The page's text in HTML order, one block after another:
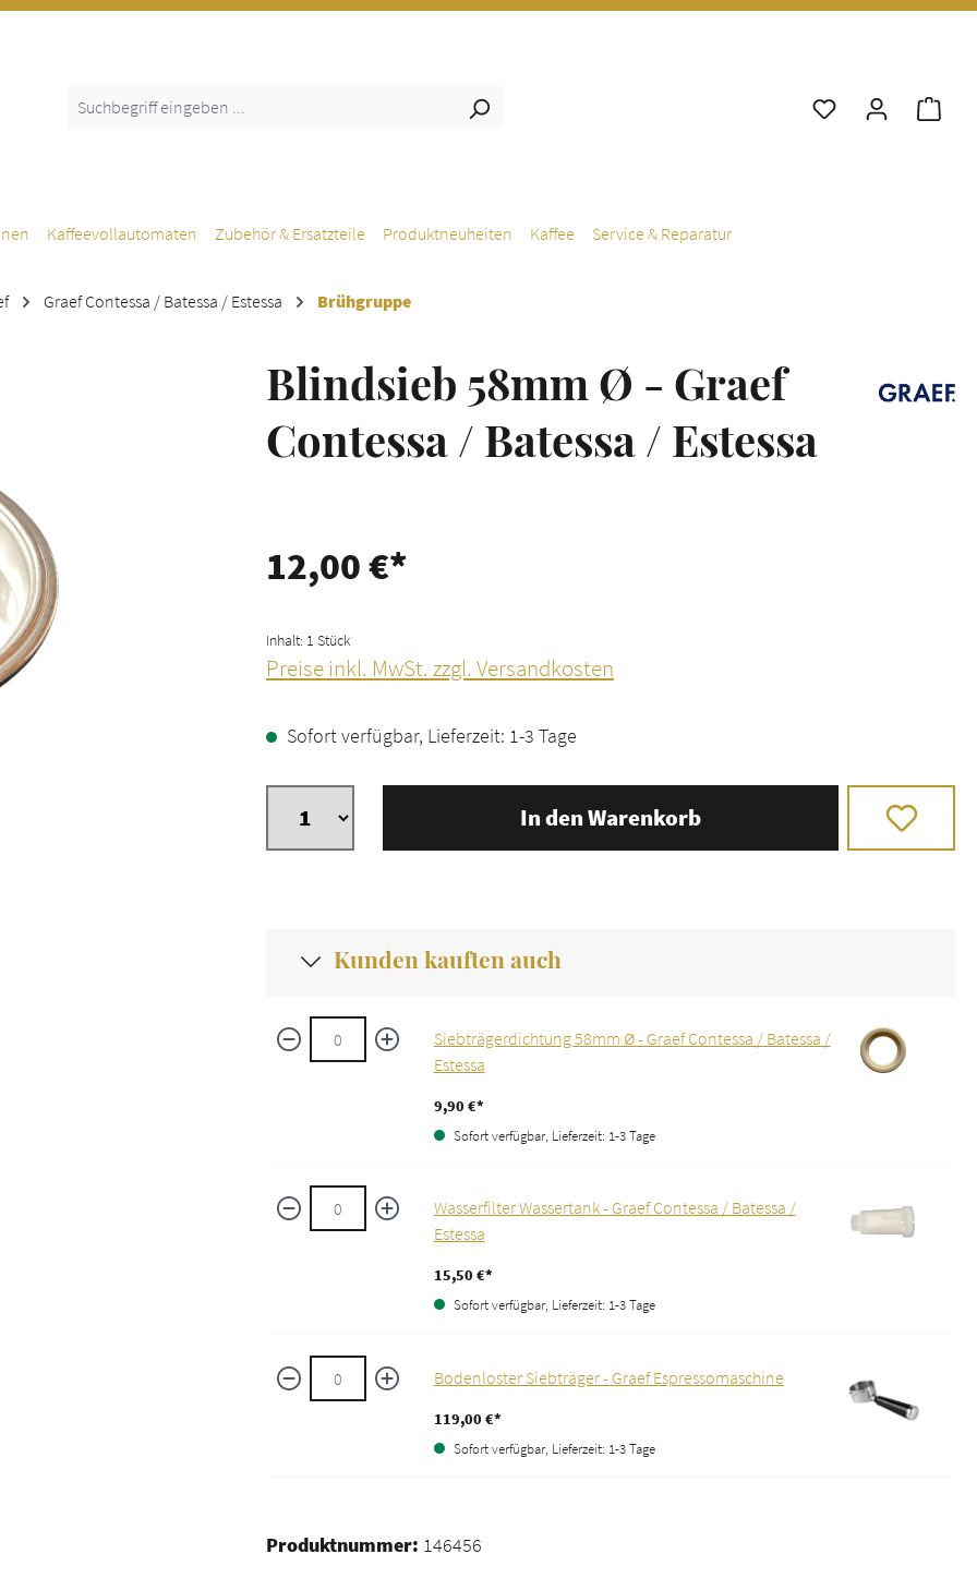
Kaffeevollautomaten Zubehör & Ersatzteile Produktneuheiten Kaffee Service & Reparatur
Graef Contessa / Batessa / Estessa Brühgruppe
Blindsieb 58mm Ø - Graef
Contessa / Batessa / Estessa
12,00 €*
Inhalt: 1 Stück
Preise inkl. MwSt. zzgl. Versandkosten
Sofort verfügbar, Lieferzeit: 1-3 Tage
In den Warenkorb
Kunden kauften auch
Siebträgerdichtung 58mm Ø - Graef Contessa / Batessa /
Estessa
9,90 €*
Sofort verfügbar, Lieferzeit: 1-3 Tage
Wasserfilter Wassertank - Graef Contessa / Batessa /
Estessa
15,50 €*
Sofort verfügbar, Lieferzeit: 1-3 Tage
Bodenloster Siebträger - Graef Espressomaschine
119,00 €*
Sofort verfügbar, Lieferzeit: 1-3 Tage
Produktnummer: 146456